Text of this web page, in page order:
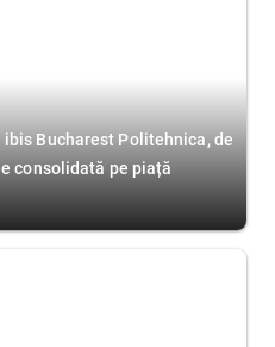
Bucharest Politehnica, de
consolidată pe piață